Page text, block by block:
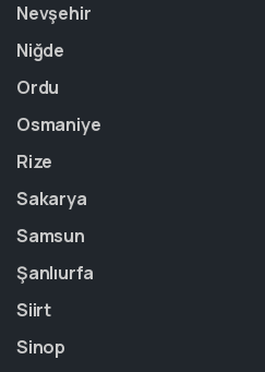
Nevşehir
Niğde
Ordu
Osmaniye
Rize
Sakarya
Samsun
Şanlıurfa
Siirt
Sinop